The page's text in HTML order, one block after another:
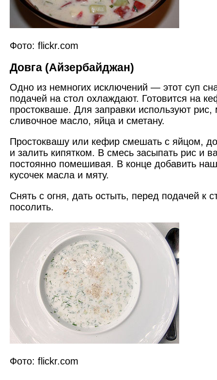
Фото: flickr.com
Довга (Айзербайджан)
Одно из немногих исключений — этот суп
подачей на стол охлаждают. Готовится на
простокваше. Для заправки используют рис,
сливочное масло, яйца и сметану.
Простоквашу или кефир смешать с яйцом,
и залить кипятком. В смесь засыпать рис и
постоянно помешивая. В конце добавить
кусочек масла и мяту.
Снять с огня, дать остыть, перед подачей к
посолить.
Фото: flickr.com